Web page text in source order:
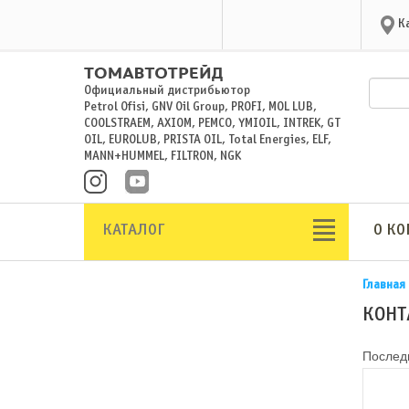
Официальный дистрибьютор
Petrol Ofisi, GNV Oil Group, PROFI, MOL LUB,
COOLSTRAEM, AXIOM, PEMCO, YMIOIL, INTREK, GT
OIL, EUROLUB, PRISTA OIL, Total Energies, ELF,
MANN+HUMMEL, FILTRON, NGK
КАТАЛОГ О
Главная